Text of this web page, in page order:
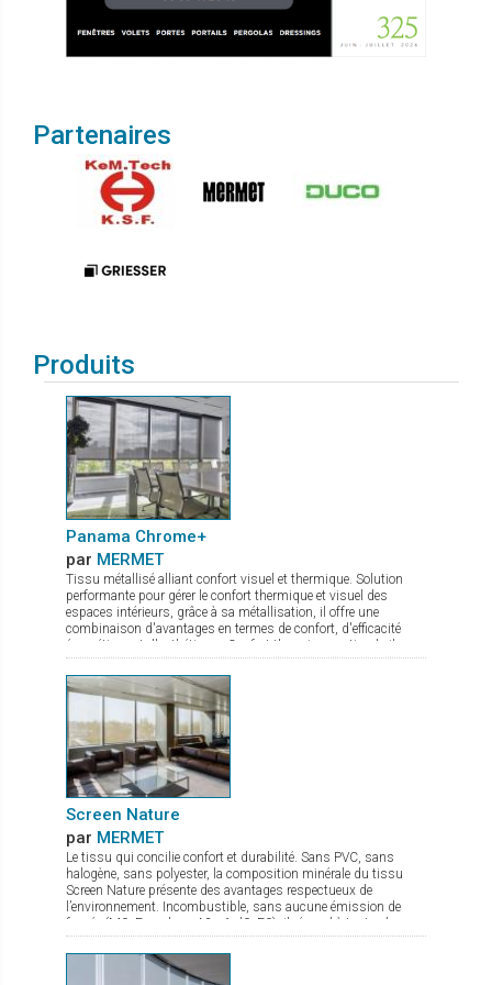
Partenaires
Produits
Panama Chrome+
par MERMET
Tissu métallisé alliant confort visuel et thermique. Solution
performante pour gérer le confort thermique et visuel des
espaces intérieurs, grâce à sa métallisation, il offre une
combinaison d'avantages en termes de confort, d'efficacité
énergétique et d'esthétique : Confort thermique optimal : il
réfléchit jusqu'à 80 % de l'énergie solaire. Maîtrise de
l'éblouissement : quel que soit le coloris choisi, il protège les
occupants des effets gênants de la lumière tout en maintenant
un éclairage naturel agréable. Visibilité améliorée : la
métallisation assure une bonne transparence permettant une
vue dégagée vers l'extérieur. Le tissu Panama Chrome+ allie
confort et design à la perfection. Il ne reste plus qu’à choisir
parmi les 5 coloris disponibles en grande largeur de 285 cm !
Screen Nature
par MERMET
Le tissu qui concilie confort et durabilité. Sans PVC, sans
halogène, sans polyester, la composition minérale du tissu
Screen Nature présente des avantages respectueux de
l’environnement. Incombustible, sans aucune émission de
fumée (M0, Euroclass A2-s1-d0, F0), il répond à toutes les
exigences tant en termes de sécurité que de santé. Ce tissu à
l’excellente transparence possède de nombreux atouts : bonne
maîtrise de l’éblouissement confort thermique optimal stabilité